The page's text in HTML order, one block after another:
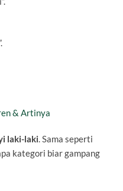
& Artinya
laki-laki. Sama seperti
kategori biar gampang